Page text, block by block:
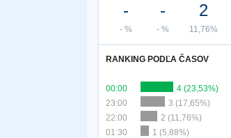
-
- %
-
- %
2
11,76%
RANKING PODĽA ČASOV
00:00
4 (23,53%)
23:00
3 (17,65%)
22:00
2 (11,76%)
01:30
1 (5,88%)